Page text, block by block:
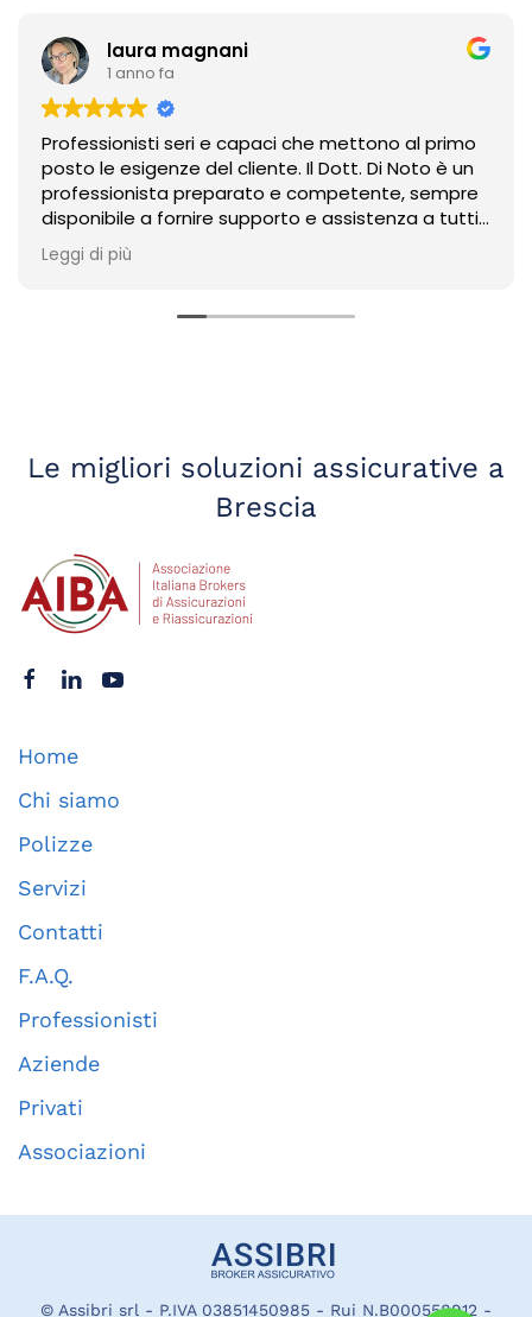
laura magnani
1 anno fa
Professionisti seri e capaci che mettono al primo
posto le esigenze del cliente. Il Dott. Di Noto è un
professionista preparato e competente, sempre
disponibile a fornire supporto e assistenza a tutti
con grande professionalità.
Leggi di più
Le migliori soluzioni assicurative a
Brescia
Home
Chi siamo
Polizze
Servizi
Contatti
F.A.Q.
Professionisti
Aziende
Privati
Associazioni
© Assibri srl - P.IVA 03851450985 - Rui N.B000558912 -